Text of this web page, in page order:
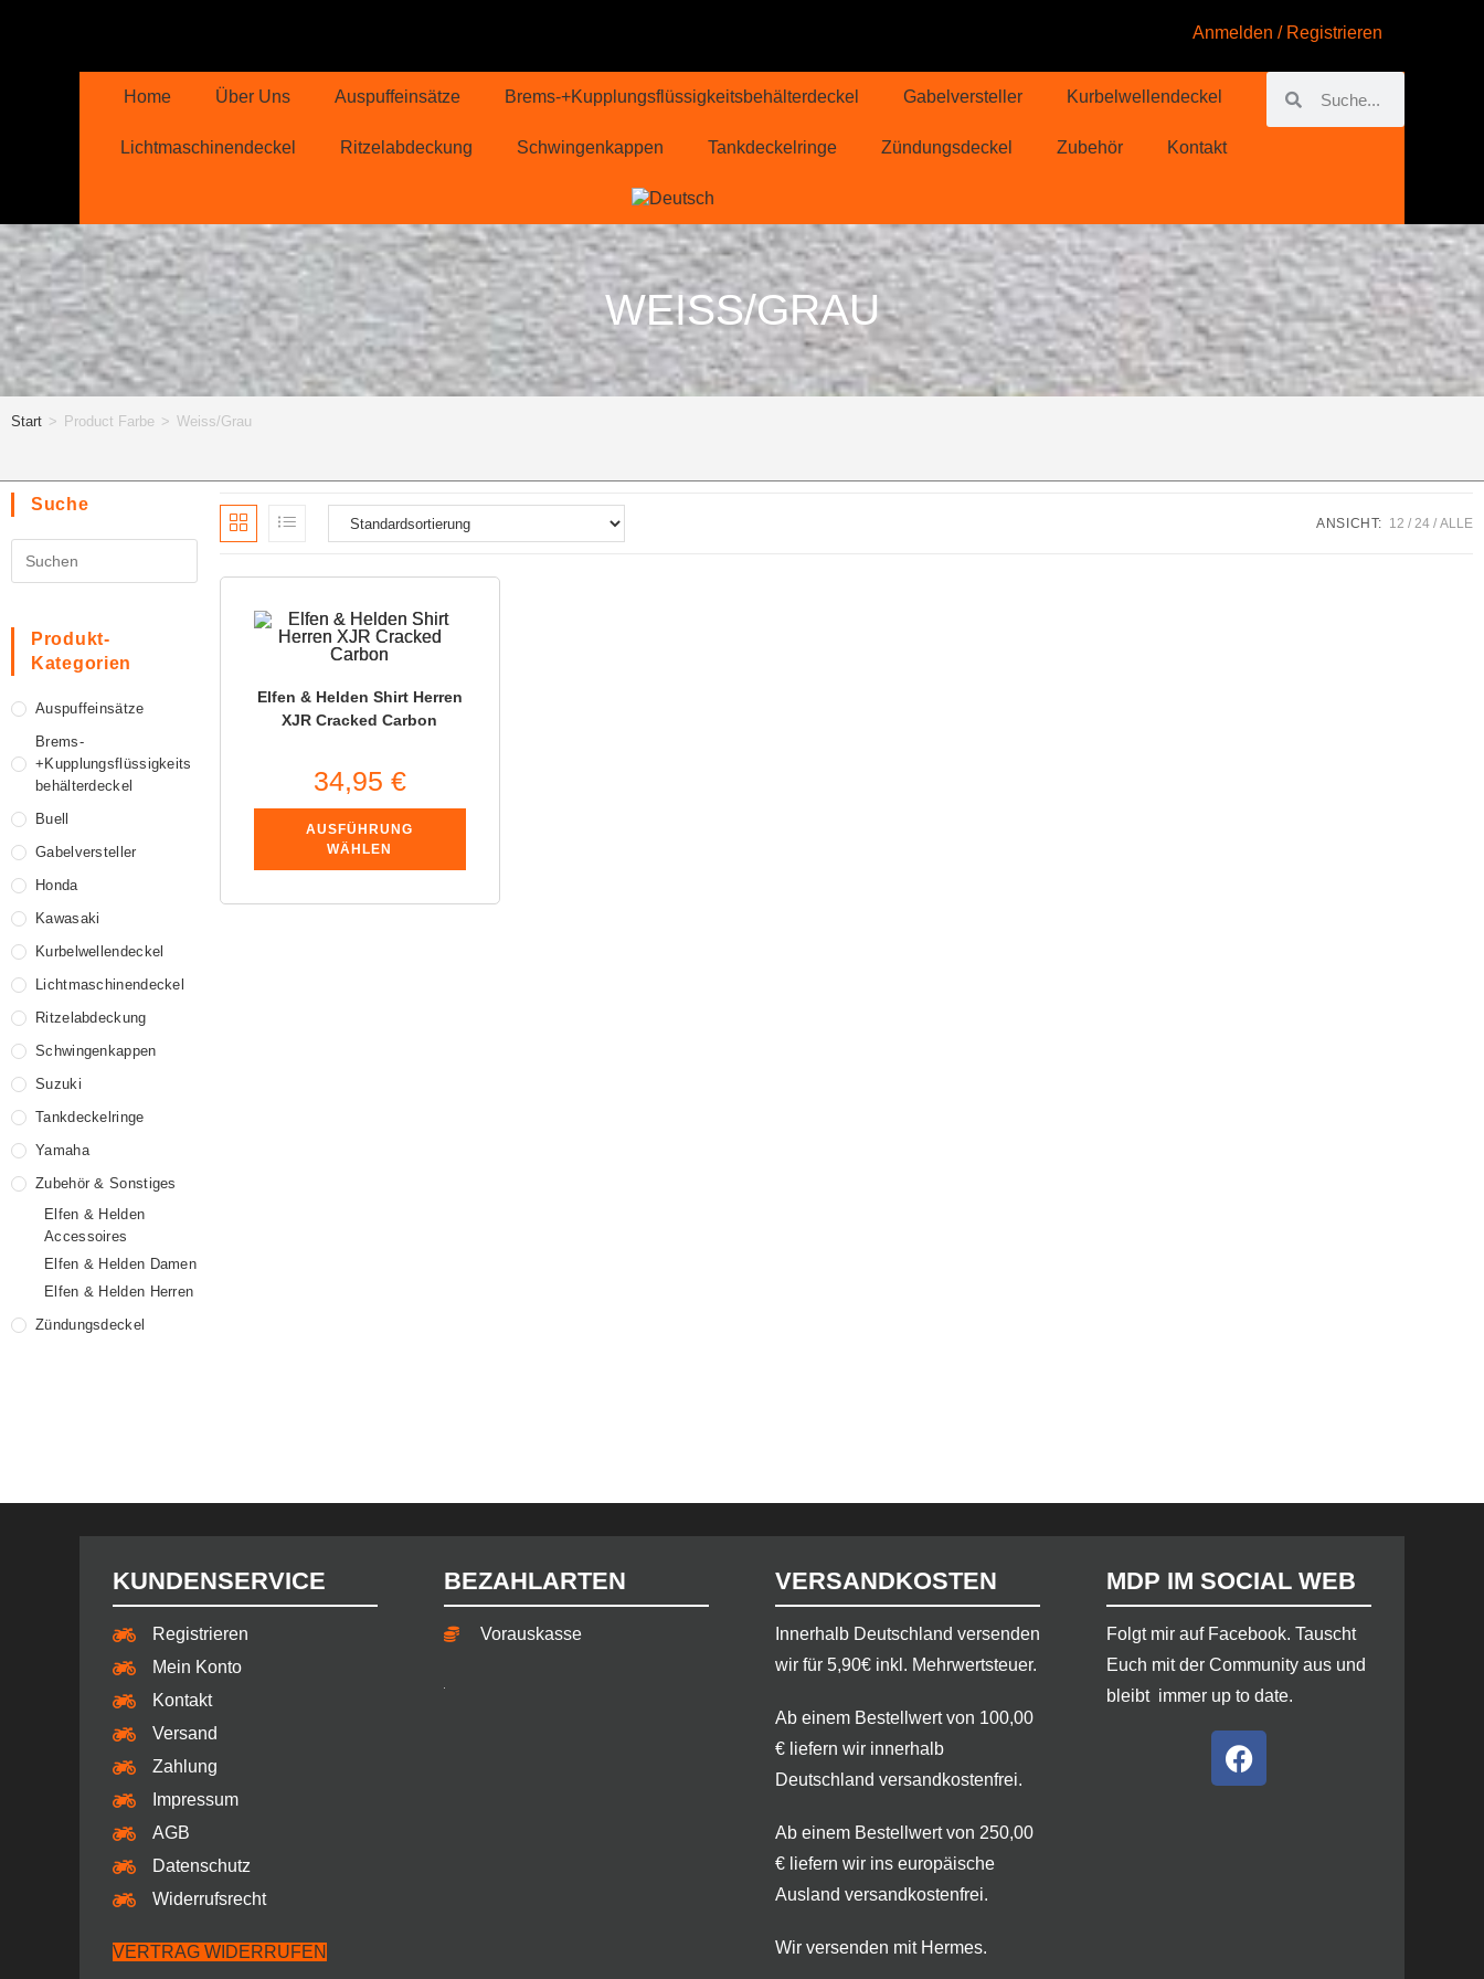
Anmelden / Registrieren
Home Über Uns Auspuffeinsätze Brems-+Kupplungsflüssigkeitsbehälterdeckel Gabelversteller Kurbelwellendeckel
Lichtmaschinendeckel Ritzelabdeckung Schwingenkappen Tankdeckelringe Zündungsdeckel Zubehör Kontakt
WEISS/GRAU
Start > Product Farbe > Weiss/Grau
Suche
Produkt-
Kategorien
Auspuffeinsätze
Brems-
+Kupplungsflüssigkeits
Behälterdeckel
Buell
Gabelversteller
Honda
Kawasaki
Kurbelwellendeckel
Lichtmaschinendeckel
Ritzelabdeckung
Schwingenkappen
Suzuki
Tankdeckelringe
Yamaha
Zubehör & Sonstiges
Elfen & Helden
Accessoires
Elfen & Helden Damen
Elfen & Helden Herren
Zündungsdeckel
ANSICHT: 12 24 ALLE
Elfen & Helden Shirt Herren
XJR Cracked Carbon
34,95 €
AUSFÜHRUNG
WÄHLEN
KUNDENSERVICE
Registrieren
Mein Konto
Kontakt
Versand
Zahlung
Impressum
AGB
Datenschutz
Widerrufsrecht
VERTRAG WIDERRUFEN
BEZAHLARTEN
Vorauskasse
VERSANDKOSTEN
​Innerhalb Deutschland versenden
wir für 5,90€ inkl. Mehrwertsteuer.
Ab einem Bestellwert von 100,00
€ liefern wir innerhalb
Deutschland versandkostenfrei.
Ab einem Bestellwert von 250,00
€ liefern wir ins europäische
Ausland versandkostenfrei.
Wir versenden mit Hermes.
MDP IM SOCIAL WEB
​Folgt mir auf Facebook. Tauscht
Euch mit der Community aus und
bleibt immer up to date.